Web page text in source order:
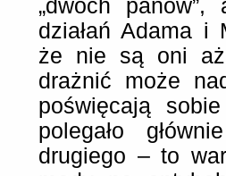
„dwóch
działań Adama i
że nie są oni
drażnić może
poświęcają
polegało
drugiego – to